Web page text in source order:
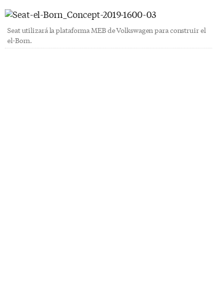
Seat utilizará la plataforma MEB de Volkswagen para construir el
el-Born.